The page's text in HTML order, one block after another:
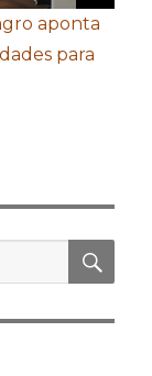
aponta
para